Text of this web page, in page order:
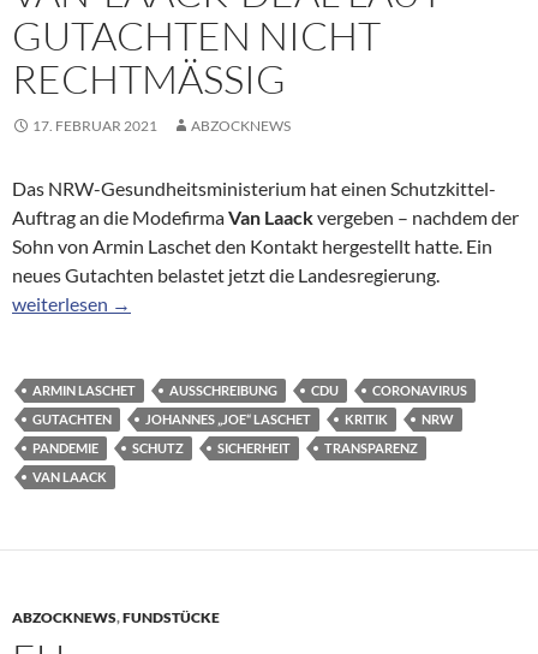
GUTACHTEN NICHT
RECHTMÄSSIG
17. FEBRUAR 2021 ABZOCKNEWS
Das NRW-Gesundheitsministerium hat einen Schutzkittel-
Auftrag an die ModefirmaVan Laackvergeben – nachdem der
Sohn von Armin Laschet den Kontakt hergestellt hatte. Ein
neues Gutachten belastet jetzt die Landesregierung.
Van-Laack-Deal laut Gutachten nicht rechtmäßig
weiterlesen →
ARMIN LASCHET AUSSCHREIBUNG CDU
CORONAVIRUS
GUTACHTEN
JOHANNES „JOE“ LASCHET KRITIK
NRW
PANDEMIE
SCHUTZ SICHERHEIT
TRANSPARENZ
VAN LAACK
ABZOCKNEWS,FUNDSTÜCKE